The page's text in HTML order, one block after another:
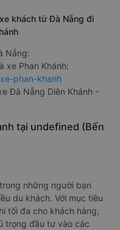
khách từ Đà Nẵng đi
Nẵng:
xe Phan Khánh:
phan-khanh
Đà Nẵng Diên Khánh -
tại undefined (Bến
những người bạn
du khách. Với mục tiêu
tối đa cho khách hàng,
trọng đầu tư vào các